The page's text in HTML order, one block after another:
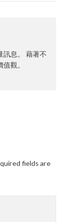
訊息。 藉著不
觀。
fields are